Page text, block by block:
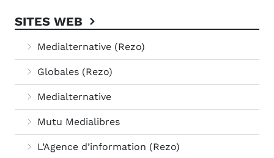
SITES WEB
Medialternative (Rezo)
Globales (Rezo)
Medialternative
Mutu Medialibres
L’Agence d’information (Rezo)